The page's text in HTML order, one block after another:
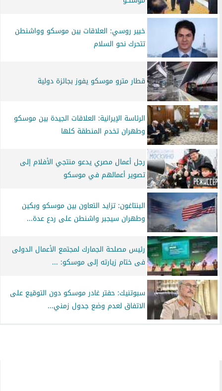
خبير روسي: العلاقات بين موسكو وواشنطن
تتحرك نحو السلام
قطار مترو موسكو يفوز بجائزة دولية
الرئاسة الإيرانية: العلاقات الجيدة بين موسكو
وطهران تخدم المنطقة كلها
رجل أعمال مصري يدعو منتجي الأفلام إلى
تصوير أعمالهم في موسكو
البنتاغون: تزايد التعاون بين موسكو وبكين
وطهران سيجبر واشنطن على ردع عدة...
رئيس مصلحة الجمارك لمجتمع الأعمال الدولى
فى ختام زيارته إلى موسكو: ...
سبوتنيك: حفتر غادر موسكو دون التوقيع على
الاتفاق لعدم وضع جدول زمني...